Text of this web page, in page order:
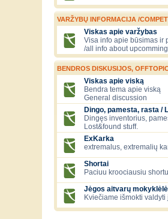
VARŽYBŲ INFORMACIJA /
Viskas apie varžybas
Visa info apie būsimas ir
/all info about
BENDROS DISKUSIJOS,
Viskas apie viską
Bendra tema apie viską
General discussion
Dingo, pamesta, rasta /
Dingęs inventorius,
Lost&found stuff.
ExKarka
extremalus, extremalių
Shortai
Paciuu kroociausiu
Jėgos aitvarų mokyklėlė
Kviečiame išmokti